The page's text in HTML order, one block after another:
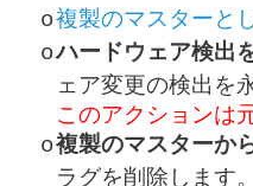
o複製のマスターと
oハードウェア検出
ェア変更の検出を
このアクションは
o複製のマスターか
ラグを削除します